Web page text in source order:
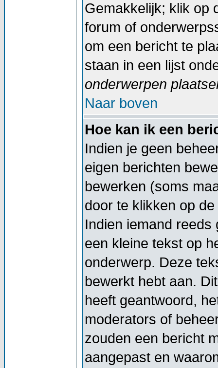
Gemakkelijk; klik op
forum of
om een bericht te
staan in een lijst
onderwerpen
Naar boven
Hoe kan ik een
Indien je geen
eigen berichten
bewerken (soms
door te klikken op de
Indien iemand
een kleine tekst op
onderwerp. Deze
bewerkt hebt aan.
heeft geantwoord,
moderators of
zouden een bericht
aangepast en